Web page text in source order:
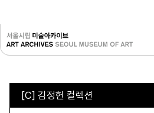
[C] 김정헌 컬렉션